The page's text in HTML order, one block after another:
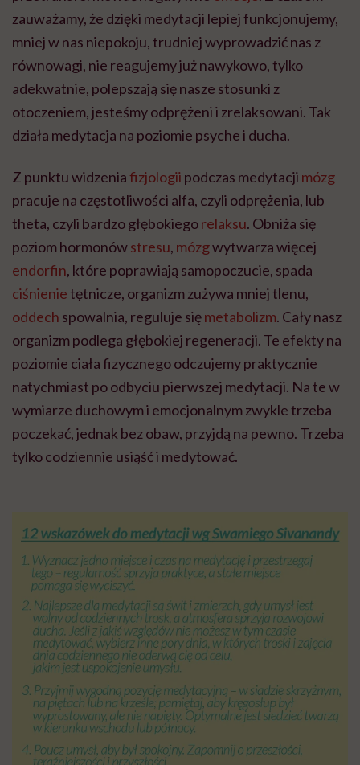
zauważamy, że dzięki medytacji lepiej funkcjonujemy,
mniej w nas niepokoju, trudniej wyprowadzić nas z
równowagi, nie reagujemy już nawykowo, tylko
adekwatnie, polepszają się nasze stosunki z
otoczeniem, jesteśmy odprężeni i zrelaksowani. Tak
działa medytacja na poziomie psyche i ducha.
Z punktu widzeniafizjologii podczas medytacji mózg
pracuje na częstotliwości alfa, czyli odprężenia, lub
theta, czyli bardzo głębokiegorelaksu. Obniża się
poziom hormonówstresu, mózgwytwarza więcej
endorfin, które poprawiają samopoczucie, spada
ciśnienietętnicze, organizm zużywa mniej tlenu,
oddech spowalnia, reguluje sięmetabolizm. Cały nasz
organizm podlega głębokiej regeneracji. Te efekty na
poziomie ciała fizycznego odczujemy praktycznie
natychmiast po odbyciu pierwszej medytacji. Na te w
wymiarze duchowym i emocjonalnym zwykle trzeba
poczekać, jednak bez obaw, przyjdą na pewno. Trzeba
tylko codziennie usiąść i medytować.